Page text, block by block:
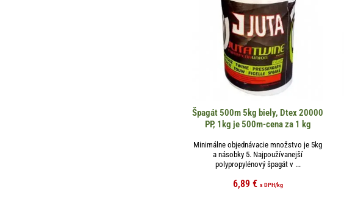
Špagát 500m 5kg biely, Dtex 20000
PP, 1kg je 500m-cena za 1 kg
Minimálne objednávacie množstvo je 5kg
a násobky 5. Najpoužívanejší
polypropylénový špagát v ...
6,89 € s DPH/kg